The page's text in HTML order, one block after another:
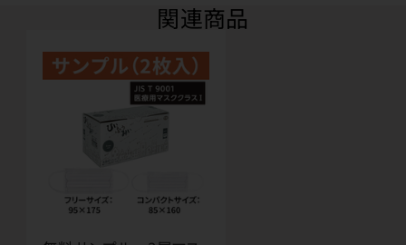
関連商品